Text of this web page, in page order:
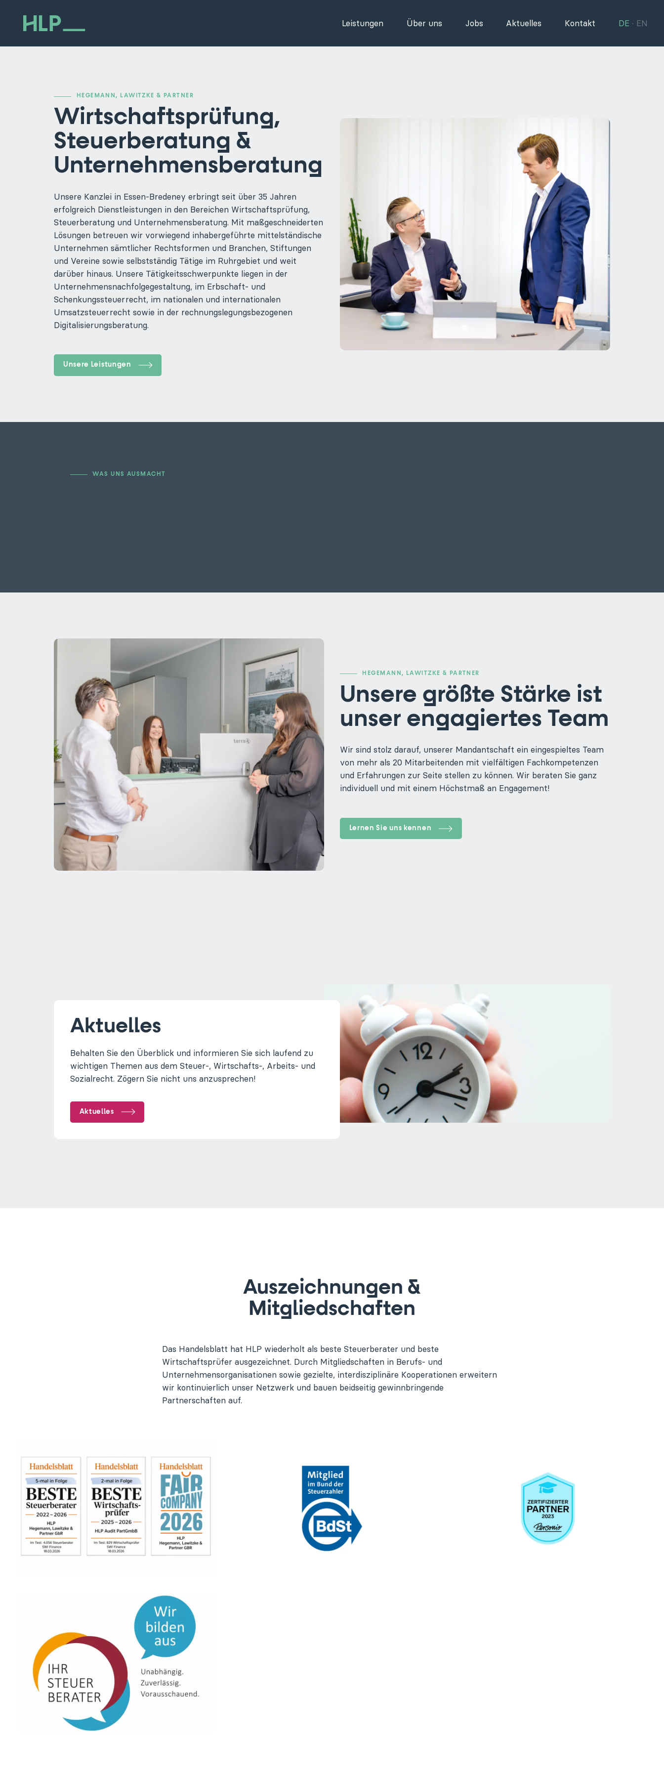
Leistungen Über uns Jobs Aktuelles Kontakt DE EN
HEGEMANN, LAWITZKE & PARTNER
Wirtschaftsprüfung,
Steuerberatung &
Unternehmensberatung
Unsere Kanzlei in Essen-Bredeney erbringt seit über 35 Jahren
erfolgreich Dienstleistungen in den Bereichen Wirtschaftsprüfung,
Steuerberatung und Unternehmensberatung. Mit maßgeschneiderten
Lösungen betreuen wir vorwiegend inhabergeführte mittelständische
Unternehmen sämtlicher Rechtsformen und Branchen, Stiftungen
und Vereine sowie selbstständig Tätige im Ruhrgebiet und weit
darüber hinaus. Unsere Tätigkeitsschwerpunkte liegen in der
Unternehmensnachfolgegestaltung, im Erbschaft- und
Schenkungssteuerrecht, im nationalen und internationalen
Umsatzsteuerrecht sowie in der rechnungslegungsbezogenen
Digitalisierungsberatung.
Unsere Leistungen
WAS UNS AUSMACHT
HEGEMANN, LAWITZKE & PARTNER
Unsere größte Stärke ist
unser engagiertes Team
Wir sind stolz darauf, unserer Mandantschaft ein eingespieltes Team
von mehr als 20 Mitarbeitenden mit vielfältigen Fachkompetenzen
und Erfahrungen zur Seite stellen zu können. Wir beraten Sie ganz
individuell und mit einem Höchstmaß an Engagement!
Lernen Sie uns kennen
Aktuelles
Behalten Sie den Überblick und informieren Sie sich laufend zu
wichtigen Themen aus dem Steuer-, Wirtschafts-, Arbeits- und
Sozialrecht. Zögern Sie nicht uns anzusprechen!
Aktuelles
Auszeichnungen &
Mitgliedschaften
Das Handelsblatt hat HLP wiederholt als beste Steuerberater und beste
Wirtschaftsprüfer ausgezeichnet. Durch Mitgliedschaften in Berufs- und
Unternehmensorganisationen sowie gezielte, interdisziplinäre Kooperationen erweitern
wir kontinuierlich unser Netzwerk und bauen beidseitig gewinnbringende
Partnerschaften auf.